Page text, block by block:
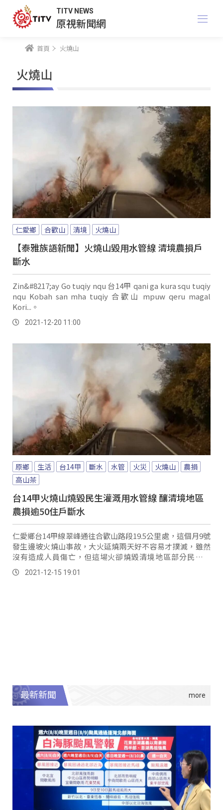
TITV NEWS
原視新聞網
首頁 火燒山
火燒山
仁愛鄉 合歡山 清境 火燒山
【泰雅族語新聞】火燒山毀用水管線 清境農損戶
斷水
Zin&#8217;ay Go tuqiy nqu 台14甲 qani ga kura squ tuqiy
nqu Kobah san mha tuqiy 合歡山 mpuw qeru magal
Kori...。
2021-12-20 11:00
原鄉 生活 台14甲 斷水 水管 火災 火燒山
農損
高山茶
台14甲火燒山燒毀民生灌溉用水管線 釀清境地區
農損逾50住戶斷水
仁愛鄉台14甲線翠峰通往合歡山路段19.5公里處，這個月9號
發生邊坡火燒山事故，大火延燒兩天好不容易才撲滅，雖然
沒有造成人員傷亡，但這場火卻燒毀清境地區部分民眾水
管，波及50多戶居民無水可用。
2021-12-15 19:01
最新新聞